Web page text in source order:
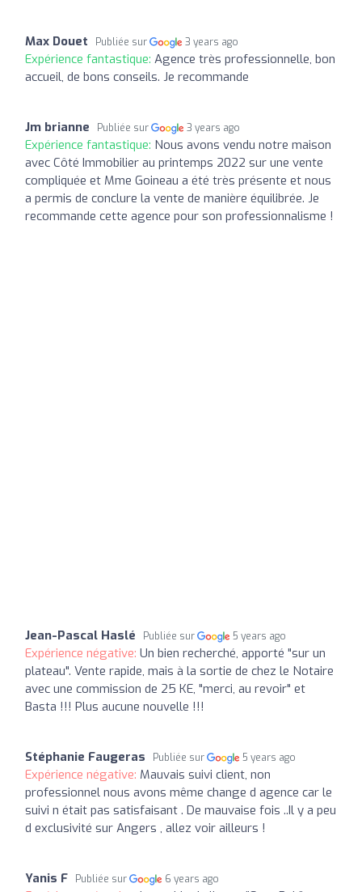
Max Douet Publiée sur 3 years ago
Expérience fantastique: Agence très professionnelle, bon
accueil, de bons conseils. Je recommande
Jm brianne Publiée sur 3 years ago
Expérience fantastique: Nous avons vendu notre maison
avec Côté Immobilier au printemps 2022 sur une vente
compliquée et Mme Goineau a été très présente et nous
a permis de conclure la vente de manière équilibrée. Je
recommande cette agence pour son professionnalisme !
Jean-Pascal Haslé Publiée sur 5 years ago
Expérience négative: Un bien recherché, apporté "sur un
plateau". Vente rapide, mais à la sortie de chez le Notaire
avec une commission de 25 KE, "merci, au revoir" et
Basta !!! Plus aucune nouvelle !!!
Stéphanie Faugeras Publiée sur 5 years ago
Expérience négative: Mauvais suivi client, non
professionnel nous avons même change d agence car le
suivi n était pas satisfaisant . De mauvaise fois ..Il y a peu
d exclusivité sur Angers , allez voir ailleurs !
Yanis F Publiée sur 6 years ago